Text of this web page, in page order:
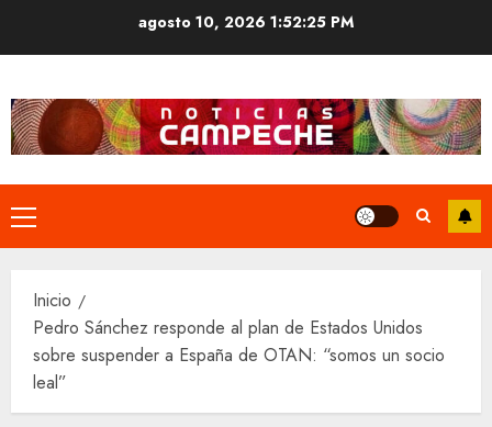
agosto 10, 2026 1:52:26 PM
Menú
principal
Inicio
Pedro Sánchez responde al plan de Estados Unidos
sobre suspender a España de OTAN: “somos un socio
leal”